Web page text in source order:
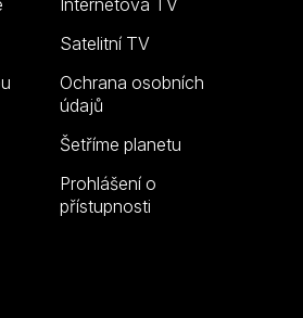
Internetová TV
Satelitní TV
Ochrana osobních
údajů
Šetříme planetu
Prohlášení o
přístupnosti